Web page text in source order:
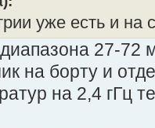
уже есть и на
27-72
на борту и
на 2,4 гГц